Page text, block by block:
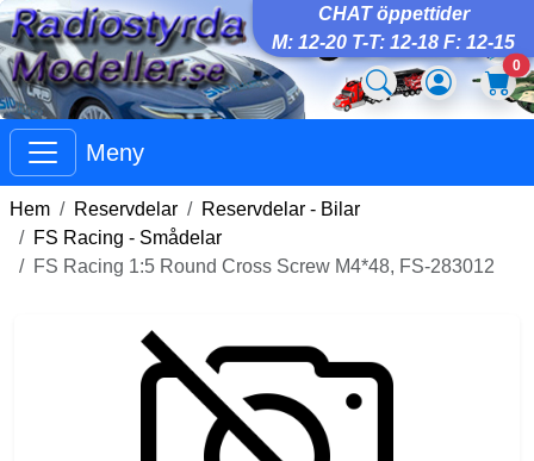
CHAT öppettider
M: 12-20 T-T: 12-18 F: 12-15
0
Meny
Hem Reservdelar
Reservdelar - Bilar
FS Racing - Smådelar
FS Racing 1:5 Round Cross Screw M4*48, FS-283012